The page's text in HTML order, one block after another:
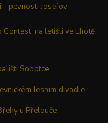
- pevnosti Josefov
Contest na letišti ve Lhotě
Sobotce
lesním divadle
u Přelouče